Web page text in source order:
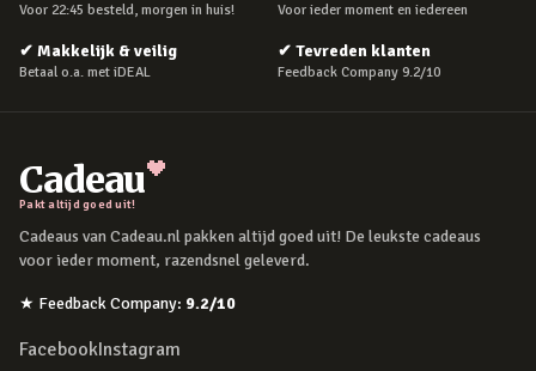
Voor 22:45 besteld, morgen in huis! Voor ieder moment en iedereen
✔ Makkelijk & veilig
Betaal o.a. met iDEAL
✔ Tevreden klanten
Feedback Company 9.2/10
Cadeau
Pakt altijd goed uit!
Cadeaus van Cadeau.nl pakken altijd goed uit! De leukste cadeaus
voor ieder moment, razendsnel geleverd.
★ Feedback Company: 9.2/10
FacebookInstagram